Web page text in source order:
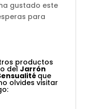
gustado este
para
productos
del Jarrón
que
olvides visitar